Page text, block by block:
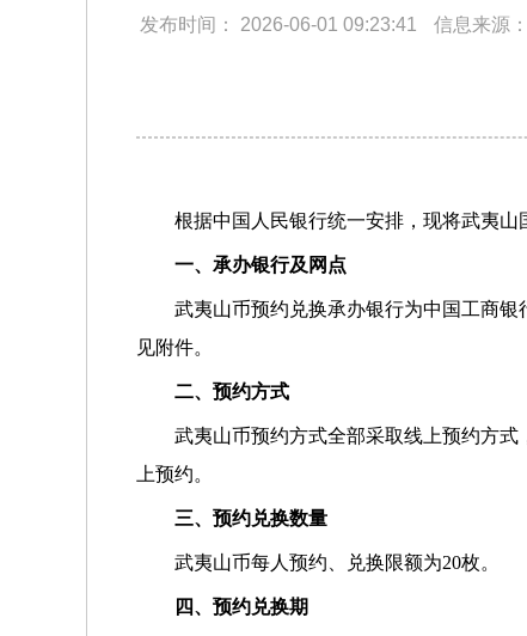
发布时间： 2026-06-01 09:23:41 信息来源：
根据中国人民银行统一安排，现将武夷
一、承办银行及网点
武夷山币预约兑换承办银行为中国工商
见附件。
二、预约方式
武夷山币预约方式全部采取线上预约方
上预约。
三、预约兑换数量
武夷山币每人预约、兑换限额为20枚。
四、预约兑换期